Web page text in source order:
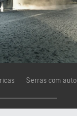
Serras com